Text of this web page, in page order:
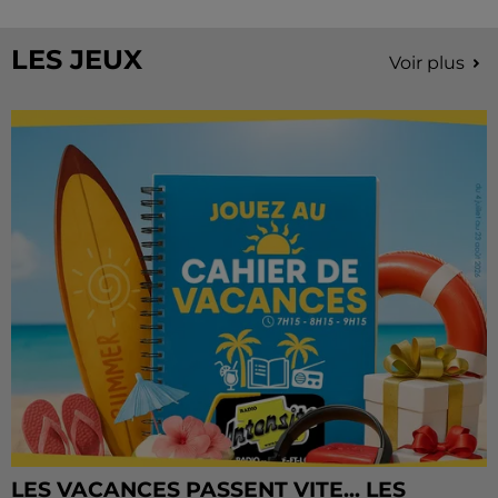
LES JEUX Voir plus
LES VACANCES PASSENT VITE... LES